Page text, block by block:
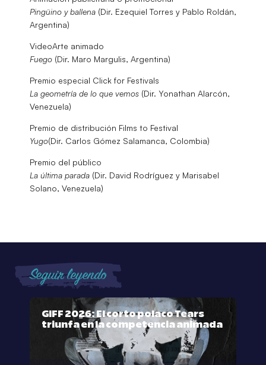
Pingüino y ballena (Dir. Ezequiel Torres y Pablo Roldán,
Argentina)
VideoArte animado
Fuego (Dir. Maro Margulis, Argentina)
Premio especial Click for Festivals
La geometría de lo que vemos (Dir. Yonathan Alarcón,
Venezuela)
Premio de distribución Films to Festival
Yugo(Dir. Carlos Gómez Salamanca, Colombia)
Premio del público
La última parada (Dir. David Rodríguez y Marisabel
Solano, Venezuela)
Seguir leyendo
GIFF 2026: El corto polaco Tears
triunfa en la competencia animada